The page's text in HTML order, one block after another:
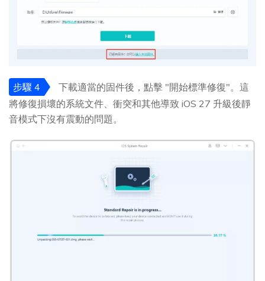
步驟 4
下載適當的固件後，點擊 "開始標準修復"。這
將修復損壞的系統文件、衝突和其他導致 iOS 27 升級後靜
音模式下沒有震動的問題。